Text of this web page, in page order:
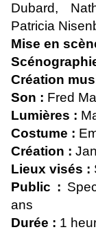
Dubard,
Patricia
Mise en
Création
Son : Fred
Lumières :
Costume :
Création :
Lieux visés :
Public :
ans
Durée : 1